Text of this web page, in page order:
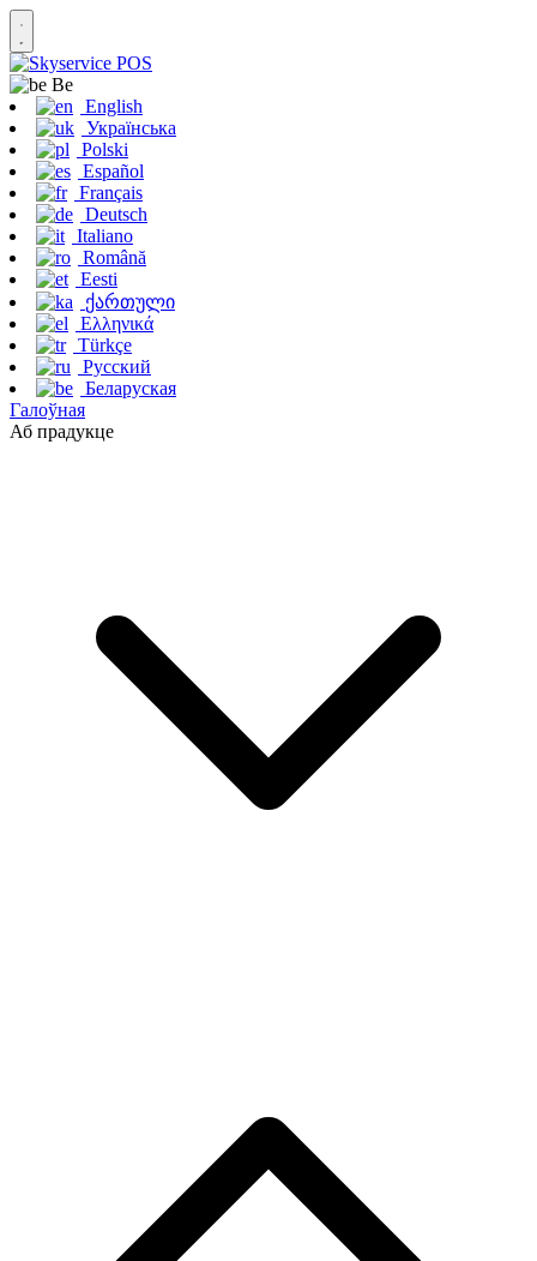
Be
English
Українська
Polski
Español
Français
Deutsch
Italiano
Română
Eesti
ქართული
Ελληνικά
Türkçe
Русский
Беларуская
Галоўная
Аб прадукце